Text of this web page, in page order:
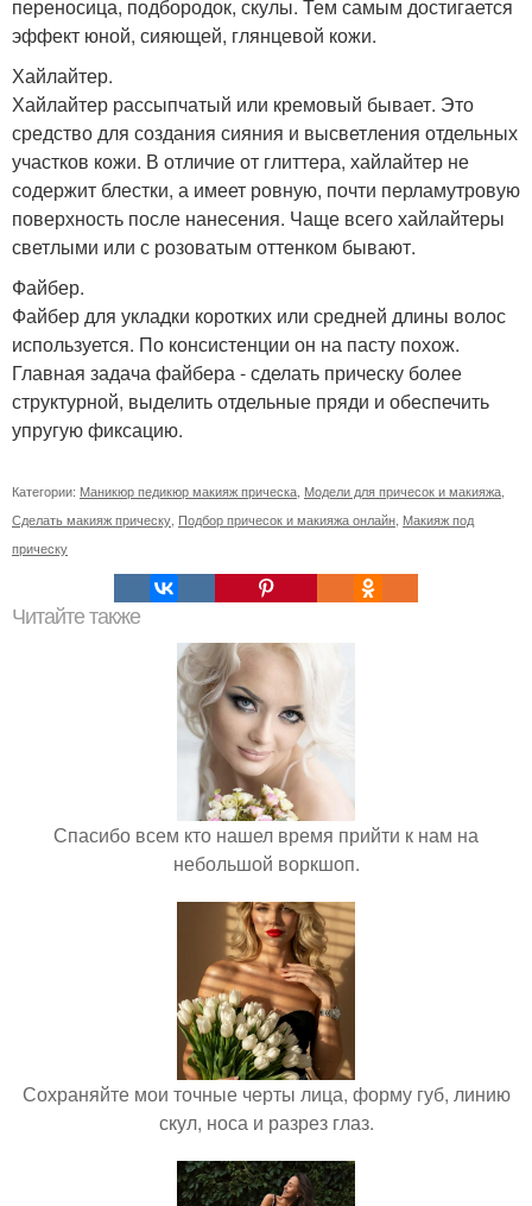
переносица, подбородок, скулы. Тем самым достигается
эффект юной, сияющей, глянцевой кожи.
Хайлайтер.
Хайлайтер рассыпчатый или кремовый бывает. Это
средство для создания сияния и высветления отдельных
участков кожи. В отличие от глиттера, хайлайтер не
содержит блестки, а имеет ровную, почти перламутровую
поверхность после нанесения. Чаще всего хайлайтеры
светлыми или с розоватым оттенком бывают.
Файбер.
Файбер для укладки коротких или средней длины волос
используется. По консистенции он на пасту похож.
Главная задача файбера - сделать прическу более
структурной, выделить отдельные пряди и обеспечить
упругую фиксацию.
Категории: Маникюр педикюр макияж прическа Модели для причесок и макияжа
Сделать макияж прическу Подбор причесок и макияжа онлайн Макияж под
прическу
Читайте также
Спасибо всем кто нашел время прийти к нам на
небольшой воркшоп.
Сохраняйте мои точные черты лица, форму губ, линию
скул, носа и разрез глаз.